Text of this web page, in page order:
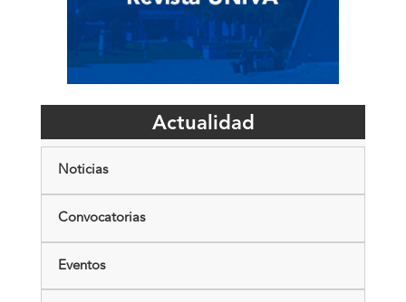
Actualidad
Noticias
Convocatorias
Eventos